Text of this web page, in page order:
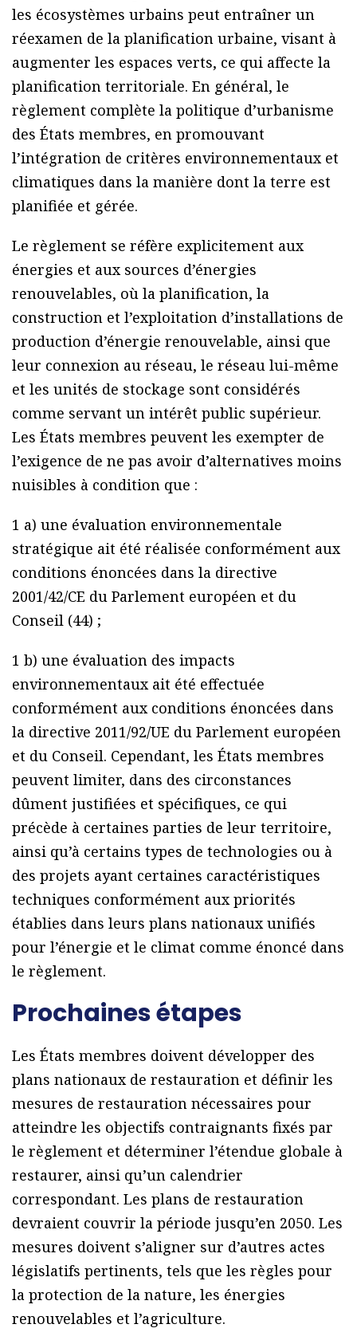
les écosystèmes urbains peut entraîner un
réexamen de la planification urbaine, visant à
augmenter les espaces verts, ce qui affecte la
planification territoriale. En général, le
règlement complète la politique d’urbanisme
des États membres, en promouvant
l’intégration de critères environnementaux et
climatiques dans la manière dont la terre est
planifiée et gérée.
Le règlement se réfère explicitement aux
énergies et aux sources d’énergies
renouvelables, où la planification, la
construction et l’exploitation d’installations de
production d’énergie renouvelable, ainsi que
leur connexion au réseau, le réseau lui-même
et les unités de stockage sont considérés
comme servant un intérêt public supérieur.
Les États membres peuvent les exempter de
l’exigence de ne pas avoir d’alternatives moins
nuisibles à condition que :
1 a) une évaluation environnementale
stratégique ait été réalisée conformément aux
conditions énoncées dans la directive
2001/42/CE du Parlement européen et du
Conseil (44) ;
1 b) une évaluation des impacts
environnementaux ait été effectuée
conformément aux conditions énoncées dans
la directive 2011/92/UE du Parlement européen
et du Conseil. Cependant, les États membres
peuvent limiter, dans des circonstances
dûment justifiées et spécifiques, ce qui
précède à certaines parties de leur territoire,
ainsi qu’à certains types de technologies ou à
des projets ayant certaines caractéristiques
techniques conformément aux priorités
établies dans leurs plans nationaux unifiés
pour l’énergie et le climat comme énoncé dans
le règlement.
Prochaines étapes
Les États membres doivent développer des
plans nationaux de restauration et définir les
mesures de restauration nécessaires pour
atteindre les objectifs contraignants fixés par
le règlement et déterminer l’étendue globale à
restaurer, ainsi qu’un calendrier
correspondant. Les plans de restauration
devraient couvrir la période jusqu’en 2050. Les
mesures doivent s’aligner sur d’autres actes
législatifs pertinents, tels que les règles pour
la protection de la nature, les énergies
renouvelables et l’agriculture.